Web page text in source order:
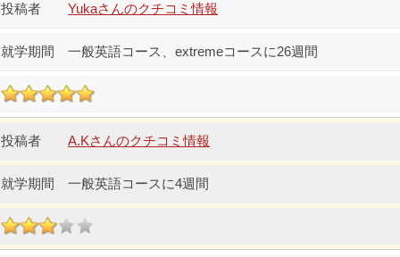
Yukaさんのクチコミ情報
一般英語コース、extremeコースに26週間
A.Kさんのクチコミ情報
一般英語コースに4週間